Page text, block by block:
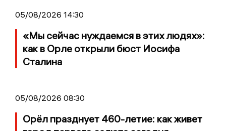
05/08/2026 14:30
«Мы сейчас нуждаемся в этих людях»:
как в Орле открыли бюст Иосифа
Сталина
05/08/2026 08:30
Орёл празднует 460-летие: как живет